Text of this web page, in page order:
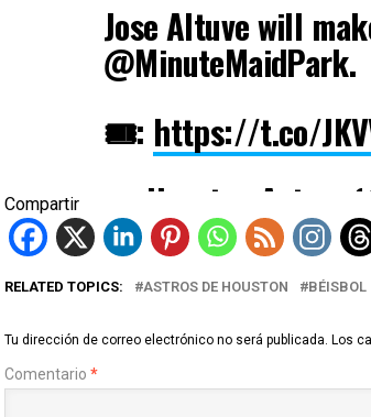
Jose Altuve will
@MinuteMaidPark.
🎟️: https://t.co/
— Houston Astros
Compartir
RELATED TOPICS: ASTROS DE HOUSTON BÉISBOL
Tu dirección de correo electrónico no será publicada. Los
Comentario *